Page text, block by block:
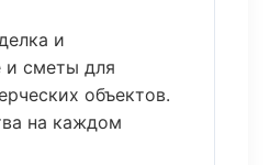
и
и сметы для
объектов.
на каждом